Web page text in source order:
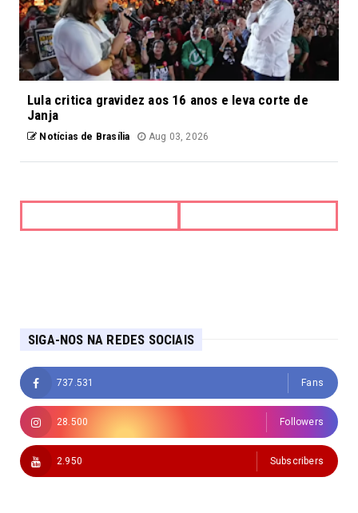
Lula critica gravidez aos 16 anos e leva corte de
Janja
Notícias de Brasília Aug 03, 2026
SIGA-NOS NA REDES SOCIAIS
737.531 Fans
28.500 Followers
2.950 Subscribers